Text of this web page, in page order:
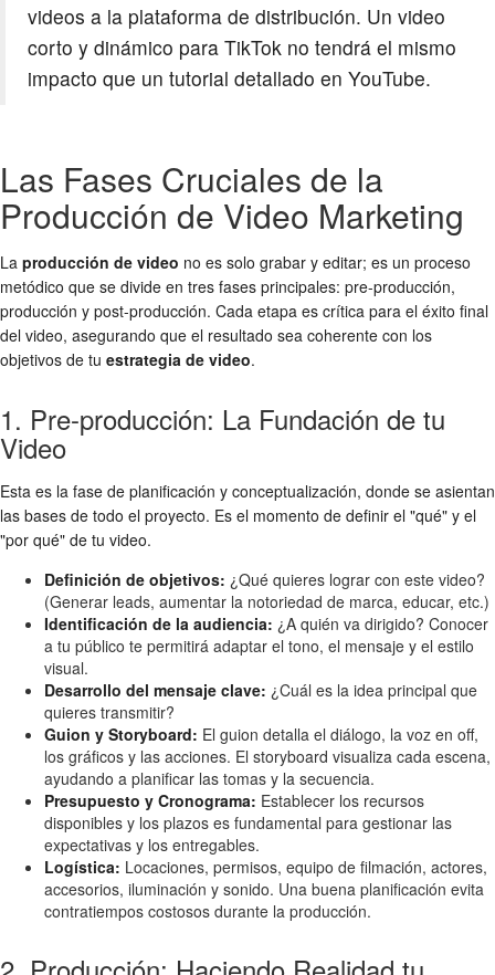
videos a la plataforma de distribución. Un video
corto y dinámico para TikTok no tendrá el mismo
impacto que un tutorial detallado en YouTube.
Las Fases Cruciales de la
Producción de Video Marketing
La producción de video no es solo grabar y editar; es un proceso
metódico que se divide en tres fases principales: pre-producción,
producción y post-producción. Cada etapa es crítica para el éxito final
del video, asegurando que el resultado sea coherente con los
objetivos de tu estrategia de video.
1. Pre-producción: La Fundación de tu
Video
Esta es la fase de planificación y conceptualización, donde se asientan
las bases de todo el proyecto. Es el momento de definir el "qué" y el
"por qué" de tu video.
Definición de objetivos: ¿Qué quieres lograr con este video?
(Generar leads, aumentar la notoriedad de marca, educar, etc.)
Identificación de la audiencia: ¿A quién va dirigido? Conocer
a tu público te permitirá adaptar el tono, el mensaje y el estilo
visual.
Desarrollo del mensaje clave: ¿Cuál es la idea principal que
quieres transmitir?
Guion y Storyboard: El guion detalla el diálogo, la voz en off,
los gráficos y las acciones. El storyboard visualiza cada escena,
ayudando a planificar las tomas y la secuencia.
Presupuesto y Cronograma: Establecer los recursos
disponibles y los plazos es fundamental para gestionar las
expectativas y los entregables.
Logística: Locaciones, permisos, equipo de filmación, actores,
accesorios, iluminación y sonido. Una buena planificación evita
contratiempos costosos durante la producción.